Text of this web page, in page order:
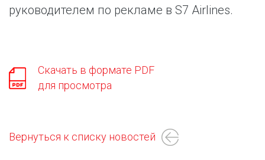
руководителем по рекламе в S7 Airlines.
Скачать в формате PDF
для просмотра
Вернуться к списку новостей